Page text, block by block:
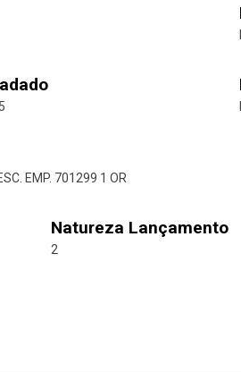
EMP. 701299 1 OR
Natureza Lançamento
2